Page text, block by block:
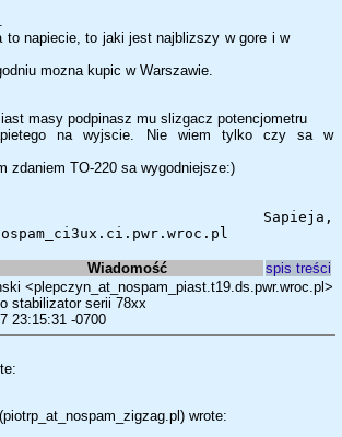
to napiecie, to jaki jest najblizszy w gore i w
mozna kupic w Warszawie.
masy podpinasz mu slizgacz potencjometru
na wyjscie. Nie wiem tylko czy sa w
zdaniem TO-220 sa wygodniejsze:)
Sapieja,
Wiadomość
spis treści
<plepczyn_at_nospam_piast.t19.ds.pwr.wroc.pl>
stabilizator serii 78xx
23:15:31 -0700
wrote: